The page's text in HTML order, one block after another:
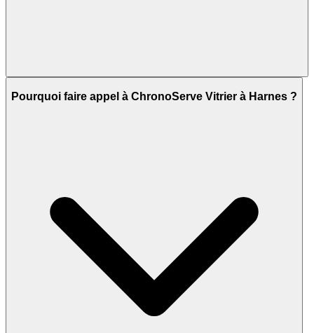
Pourquoi faire appel à ChronoServe Vitrier à Harnes ?